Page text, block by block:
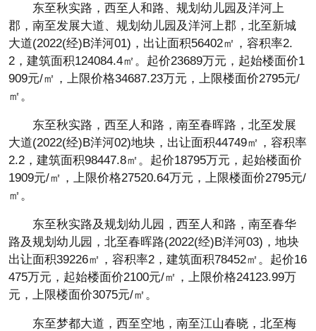
东至秋实路，西至人和路、规划幼儿园及洋河上
郡，南至发展大道、规划幼儿园及洋河上郡，北至新城
大道(2022(经)B洋河01)，出让面积56402㎡，容积率2.
2，建筑面积124084.4㎡。起价23689万元，起始楼面价1
909元/㎡，上限价格34687.23万元，上限楼面价2795元/
㎡。
东至秋实路，西至人和路，南至春晖路，北至发展
大道(2022(经)B洋河02)地块，出让面积44749㎡，容积率
2.2，建筑面积98447.8㎡。起价18795万元，起始楼面价
1909元/㎡，上限价格27520.64万元，上限楼面价2795元/
㎡。
东至秋实路及规划幼儿园，西至人和路，南至春华
路及规划幼儿园，北至春晖路(2022(经)B洋河03)，地块
出让面积39226㎡，容积率2，建筑面积78452㎡。起价16
475万元，起始楼面价2100元/㎡，上限价格24123.99万
元，上限楼面价3075元/㎡。
东至梦都大道，西至空地，南至江山春晓，北至梅